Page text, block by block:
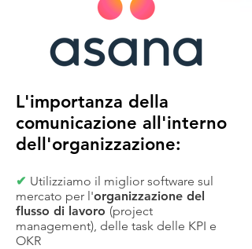
L'importanza della
comunicazione all'interno
dell'organizzazione:
✔ Utilizziamo il miglior software sul
mercato per l'organizzazione del
flusso di lavoro (project
management), delle task delle KPI e
OKR